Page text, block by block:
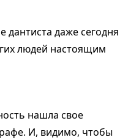
даже сегодня
людей настоящим
нашла свое
И, видимо, чтобы